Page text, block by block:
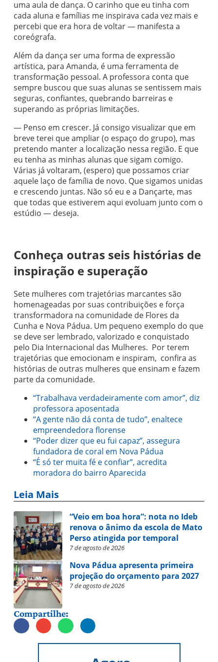
uma aula de dança. O carinho que eu tinha com
cada aluna e famílias me inspirava cada vez mais e
percebi que era hora de voltar — manifesta a
coreógrafa.
Além da dança ser uma forma de expressão
artística, para Amanda, é uma ferramenta de
transformação pessoal. A professora conta que
sempre buscou que suas alunas se sentissem mais
seguras, confiantes, quebrando barreiras e
superando as próprias limitações.
— Penso em crescer. Já consigo visualizar que em
breve terei que ampliar (o espaço do grupo), mas
pretendo manter a localização nessa região. E que
eu tenha as minhas alunas que sigam comigo.
Várias já voltaram, (espero) que possamos criar
aquele laço de família de novo. Que sigamos unidas
e crescendo juntas. Não só eu e a Dançarte, mas
que todas que estiverem aqui evoluam junto com o
estúdio — deseja.
Conheça outras seis histórias de
inspiração e superação
Sete mulheres com trajetórias marcantes são
homenageadas por suas contribuições e força
transformadora na comunidade de Flores da
Cunha e Nova Pádua. Um pequeno exemplo do que
se deve ser lembrado, valorizado e conquistado
pelo Dia Internacional das Mulheres. Por terem
trajetórias que emocionam e inspiram, confira as
histórias de outras mulheres que ensinam e fazem
parte da comunidade.
“Trabalhava verdadeiramente com amor”, diz
professora aposentada
“A gente não dá conta de tudo”, enaltece
empreendedora florense
“Poder dizer que eu fui capaz”, assegura
fundadora de coral em Nova Pádua
“É só ter muita fé e confiar”, acredita
moradora do bairro Aparecida
Leia Mais
“Veio em boa hora”: nota no Ideb
renova o ânimo da escola de Mato
Perso atingida por temporal
7 de agosto de 2026
Nova Pádua apresenta primeira
projeção do orçamento para 2027
7 de agosto de 2026
Compartilhe: